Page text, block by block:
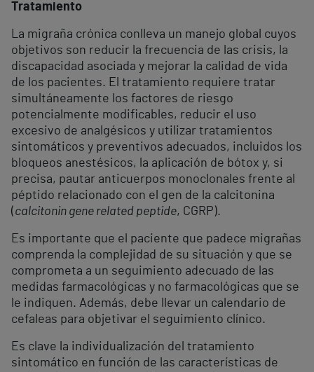
Tratamiento
La migraña crónica conlleva un manejo global cuyos
objetivos son reducir la frecuencia de las crisis, la
discapacidad asociada y mejorar la calidad de vida
de los pacientes. El tratamiento requiere tratar
simultáneamente los factores de riesgo
potencialmente modificables, reducir el uso
excesivo de analgésicos y utilizar tratamientos
sintomáticos y preventivos adecuados, incluidos los
bloqueos anestésicos, la aplicación de bótox y, si
precisa, pautar anticuerpos monoclonales frente al
péptido relacionado con el gen de la calcitonina
(calcitonin gene related peptide, CGRP).
Es importante que el paciente que padece migrañas
comprenda la complejidad de su situación y que se
comprometa a un seguimiento adecuado de las
medidas farmacológicas y no farmacológicas que se
le indiquen. Además, debe llevar un calendario de
cefaleas para objetivar el seguimiento clínico.
Es clave la individualización del tratamiento
sintomático en función de las características de